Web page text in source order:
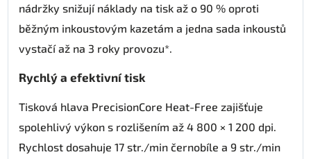
nádržky snižují náklady na tisk až o 90 % oproti
běžným inkoustovým kazetám a jedna sada inkoustů
vystačí až na 3 roky provozu*.
Rychlý a efektivní tisk
Tisková hlava PrecisionCore Heat-Free zajišťuje
spolehlivý výkon s rozlišením až 4 800 × 1 200 dpi.
Rychlost dosahuje 17 str./min černobíle a 9 str./min